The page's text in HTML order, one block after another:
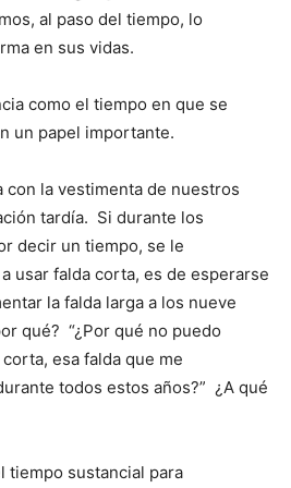
al paso del tiempo, lo
en sus vidas.
como el tiempo en que se
un papel importante.
con la vestimenta de nuestros
tardía. Si durante los
decir un tiempo, se le
usar falda corta, es de esperarse
la falda larga a los nueve
qué? “¿Por qué no puedo
esa falda que me
todos estos años?” ¿A qué
tiempo sustancial para